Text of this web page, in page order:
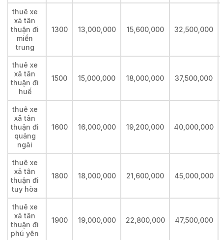
thuê xe
xã tân
thuận đi
miền
trung
1300 13,000,000 15,600,000 32,500,000
thuê xe
xã tân
thuận đi
huế
1500 15,000,000 18,000,000 37,500,000
thuê xe
xã tân
thuận đi
quảng
ngãi
1600 16,000,000 19,200,000 40,000,000
thuê xe
xã tân
thuận đi
tuy hòa
1800 18,000,000 21,600,000 45,000,000
thuê xe
xã tân
thuận đi
phú yên
1900 19,000,000 22,800,000 47,500,000